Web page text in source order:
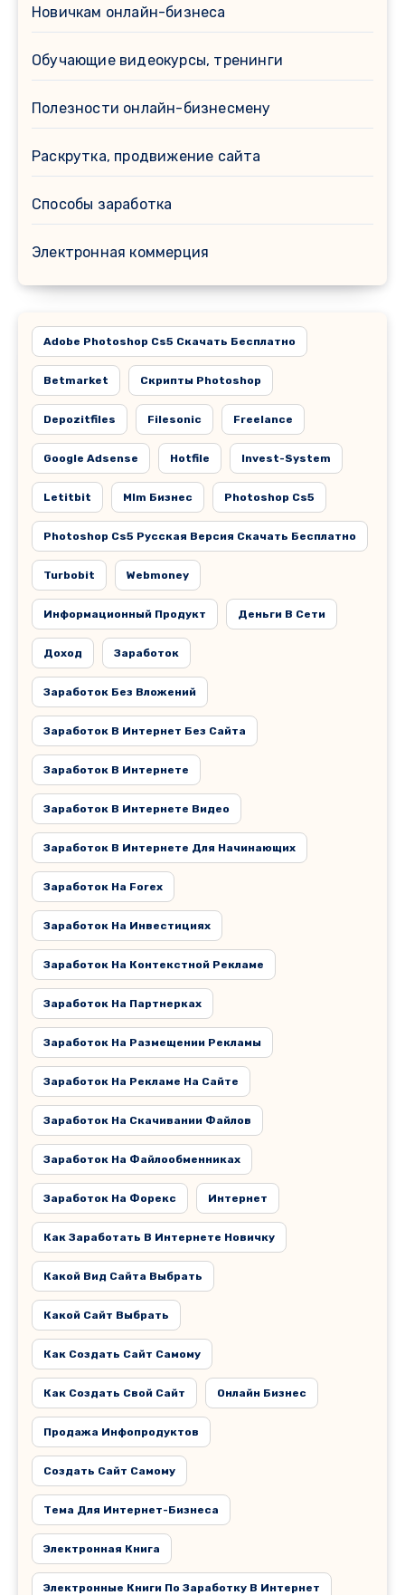
Новичкам онлайн-бизнеса
Обучающие видеокурсы, тренинги
Полезности онлайн-бизнесмену
Раскрутка, продвижение сайта
Способы заработка
Электронная коммерция
Adobe Photoshop Cs5 Скачать Бесплатно
Betmarket Cкрипты Photoshop
Depozitfiles Filesonic Freelance
Google Adsense Hotfile Invest-System
Letitbit Mlm Бизнес Photoshop Cs5
Photoshop Cs5 Русская Версия Скачать Бесплатно
Turbobit Webmoney
Информационный Продукт Деньги В Сети
Доход Заработок
Заработок Без Вложений
Заработок В Интернет Без Сайта
Заработок В Интернете
Заработок В Интернете Видео
Заработок В Интернете Для Начинающих
Заработок На Forex
Заработок На Инвестициях
Заработок На Контекстной Рекламе
Заработок На Партнерках
Заработок На Размещении Рекламы
Заработок На Рекламе На Сайте
Заработок На Скачивании Файлов
Заработок На Файлообменниках
Заработок На Форекс Интернет
Как Заработать В Интернете Новичку
Какой Вид Сайта Выбрать
Какой Сайт Выбрать
Как Создать Сайт Самому
Как Создать Свой Сайт Онлайн Бизнес
Продажа Инфопродуктов
Создать Сайт Самому
Тема Для Интернет-Бизнеса
Электронная Книга
Электронные Книги По Заработку В Интернет